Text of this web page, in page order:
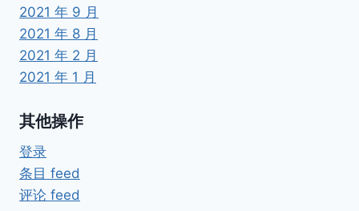
2021 年 9 月
2021 年 8 月
2021 年 2 月
2021 年 1 月
其他操作
登录
条目 feed
评论 feed